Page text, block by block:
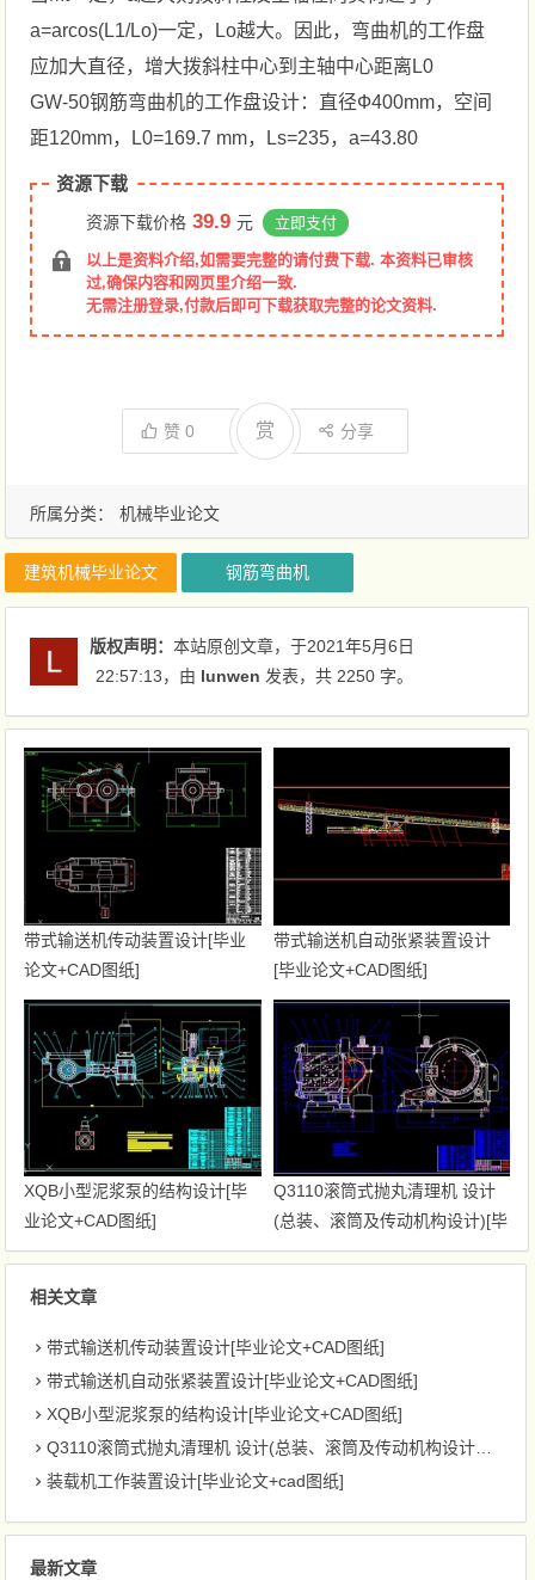
a=arcos(L1/Lo)一定，Lo越大。因此，弯曲机的工作盘
应加大直径，增大拨斜柱中心到主轴中心距离L0
GW-50钢筋弯曲机的工作盘设计：直径Ф400mm，空间
距120mm，L0=169.7 mm，Ls=235，a=43.80
资源下载
资源下载价格 39.9 元 立即支付
以上是资料介绍,如需要完整的请付费下载. 本资料已审核
过,确保内容和网页里介绍一致.
无需注册登录,付款后即可下载获取完整的论文资料.
赞0 赏 分享
所属分类： 机械毕业论文
建筑机械毕业论文 钢筋弯曲机
版权声明：本站原创文章，于2021年5月6日
22:57:13，由 lunwen 发表，共 2250 字。
带式输送机传动装置设计[毕业
论文+CAD图纸]
带式输送机自动张紧装置设计
[毕业论文+CAD图纸]
XQB小型泥浆泵的结构设计[毕
业论文+CAD图纸]
Q3110滚筒式抛丸清理机 设计
(总装、滚筒及传动机构设计)[毕
业论文+CAD图纸]
相关文章
带式输送机传动装置设计[毕业论文+CAD图纸]
带式输送机自动张紧装置设计[毕业论文+CAD图纸]
XQB小型泥浆泵的结构设计[毕业论文+CAD图纸]
Q3110滚筒式抛丸清理机 设计(总装、滚筒及传动机构设计)[毕业论文+CAD图纸]
装载机工作装置设计[毕业论文+cad图纸]
最新文章